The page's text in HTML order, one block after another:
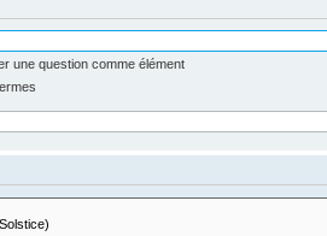
une question comme élément